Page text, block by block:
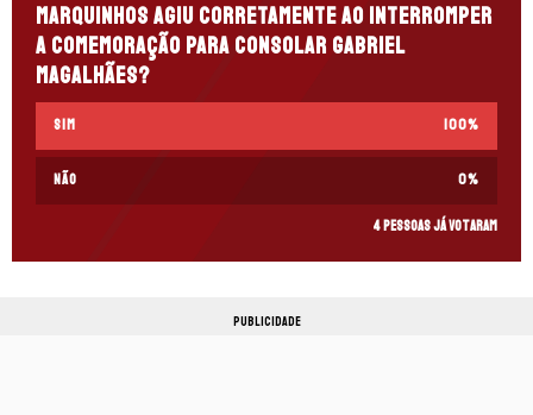
Marquinhos agiu corretamente ao interromper
a comemoração para consolar Gabriel
Magalhães?
Sim 100%
Não 0%
4 pessoas já votaram
PUBLICIDADE